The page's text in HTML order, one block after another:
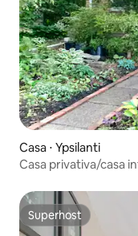
Casa ⋅ Ypsilanti
Casa privativa/casa
Superhost
Superhost